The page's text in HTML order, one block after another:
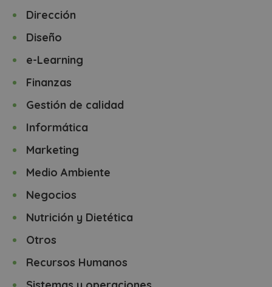
Dirección
Diseño
e-Learning
Finanzas
Gestión de calidad
Informática
Marketing
Medio Ambiente
Negocios
Nutrición y Dietética
Otros
Recursos Humanos